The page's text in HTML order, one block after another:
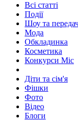
Всі статті
Події
Шоу та
Мода
Обкладинка
Косметика
Конкурси Міс
Діти та сім'я
Фішки
Фото
Відео
Блоги